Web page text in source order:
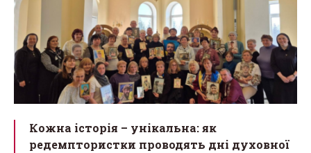
Кожна історія – унікальна: як
редемптористки проводять дні духовної